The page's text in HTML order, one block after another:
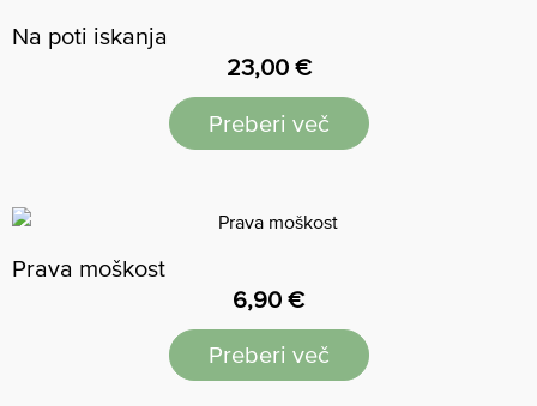
Na poti iskanja
23,00 €
Preberi več
Prava moškost
6,90 €
Preberi več